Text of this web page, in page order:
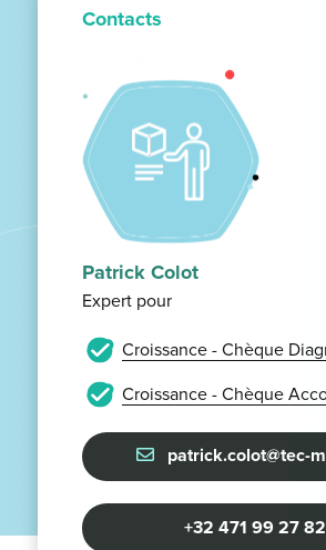
Contacts
Patrick Colot
Expert pour
Croissance - Chèque
Croissance - Chèque
patrick.colot@tec-
+32 471 99 27 82